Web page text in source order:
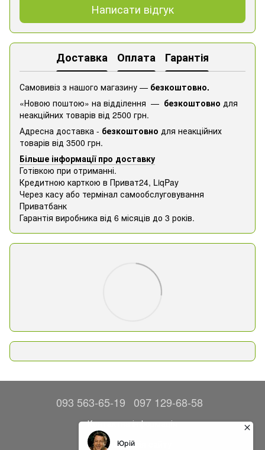
Написати відгук
Доставка Оплата Гарантія
Самовивіз з нашого магазину — безкоштовно.
«Новою поштою» на відділення — безкоштовно для
неакційних товарів від 2500 грн.
Адресна доставка - безкоштовно для неакційних
товарів від 3500 грн.
Більше інформації про доставку
Готівкою при отриманні.
Кредитною карткою в Приват24, ​​LiqPay
Через касу або термінал самообслуговування
Приватбанк
Гарантія виробника від 6 місяців до 3 років.
093 563-65-19 097 129-68-58
Контактна інформація
Повна версія сайту